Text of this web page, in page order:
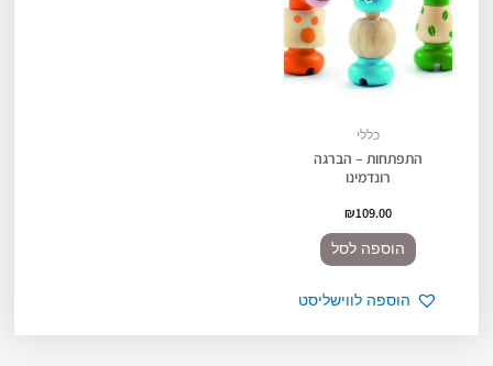
כללי
התפתחות – הברגה
רונדמינו
₪109.00
הוספה לסל
הוספה לווישליסט